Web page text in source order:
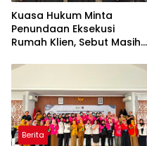
Kuasa Hukum Minta
Penundaan Eksekusi
Rumah Klien, Sebut Masih
Hukum yang Berjalan
Berita